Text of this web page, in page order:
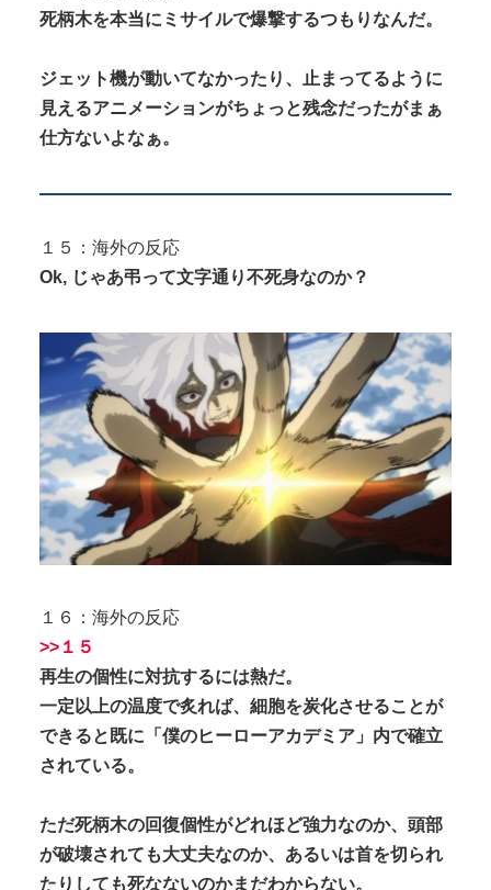
死柄木を本当にミサイルで爆撃するつもりなんだ。
ジェット機が動いてなかったり、止まってるように
見えるアニメーションがちょっと残念だったがまぁ
仕方ないよなぁ。
１５：海外の反応
Ok, じゃあ弔って文字通り不死身なのか？
１６：海外の反応
>>１５
再生の個性に対抗するには熱だ。
一定以上の温度で炙れば、細胞を炭化させることが
できると既に「僕のヒーローアカデミア」内で確立
されている。
ただ死柄木の回復個性がどれほど強力なのか、頭部
が破壊されても大丈夫なのか、あるいは首を切られ
たりしても死なないのかまだわからない。